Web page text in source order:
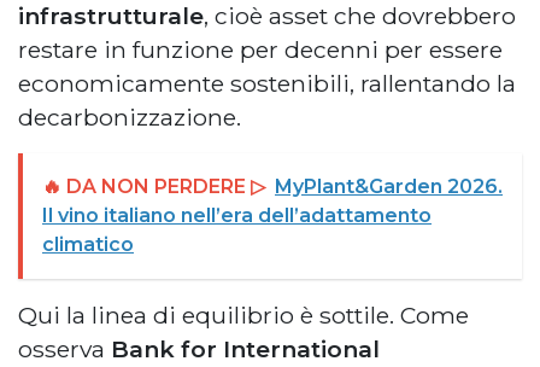
infrastrutturale, cioè asset che dovrebbero
restare in funzione per decenni per essere
economicamente sostenibili, rallentando la
decarbonizzazione.
🔥 DA NON PERDERE ▷ MyPlant&Garden 2026.
Il vino italiano nell’era dell’adattamento
climatico
Qui la linea di equilibrio è sottile. Come
osserva Bank for International